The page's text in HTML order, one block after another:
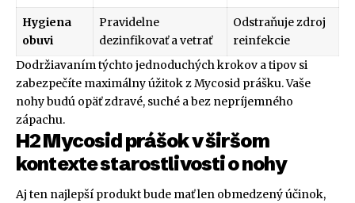
Hygiena
obuvi
Pravidelne
dezinfikovať a vetrať
Odstraňuje zdroj
reinfekcie
Dodržiavaním týchto jednoduchých krokov a tipov si
zabezpečíte maximálny úžitok z Mycosid prášku. Vaše
nohy budú opäť zdravé, suché a bez nepríjemného
zápachu.
H2 Mycosid prášok v širšom
kontexte starostlivosti o nohy
Aj ten najlepší produkt bude mať len obmedzený účinok,